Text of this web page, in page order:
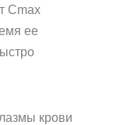
Cmax
ее
крови